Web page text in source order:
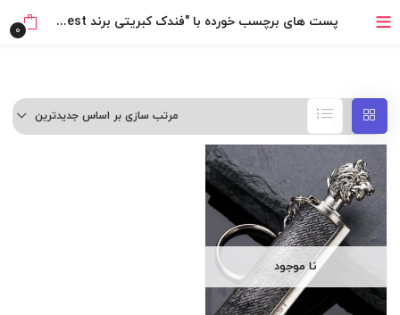
خرید قسطی با ترب‌پی پست های برچسب خورده با "فندک کبریتی برند Honest" 0
مرتب سازی بر اساس جدیدترین
نا موجود